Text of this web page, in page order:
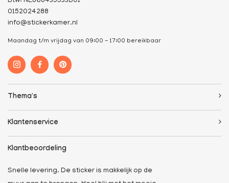
0152024288
info@stickerkamer.nl
Maandag t/m vrijdag van 09:00 - 17:00 bereikbaar
Thema's
Klantenservice
Klantbeoordeling
Snelle levering. De sticker is makkelijk op de